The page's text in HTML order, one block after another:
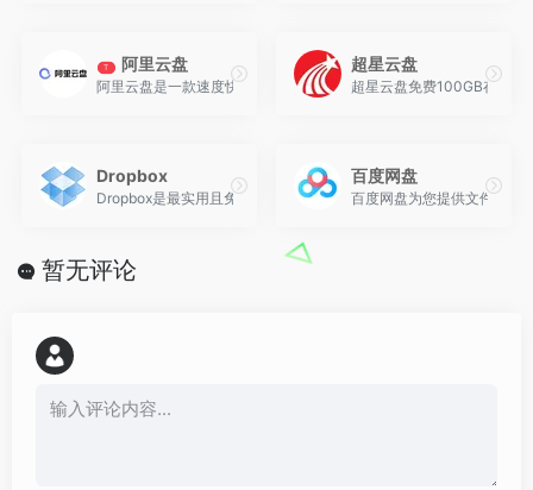
T 阿里云盘
阿里云盘是一款速度快、不打扰、够安全、易于分享的网盘，你可
超星云盘
超星云盘免费100GB存储空
Dropbox
Dropbox是最实用且免费的文件同步、备份、共享云存储软件。目
百度网盘
百度网盘为您提供文件的网
暂无评论